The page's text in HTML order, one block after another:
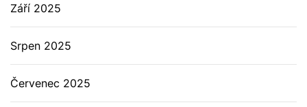
Září 2025
Srpen 2025
Červenec 2025